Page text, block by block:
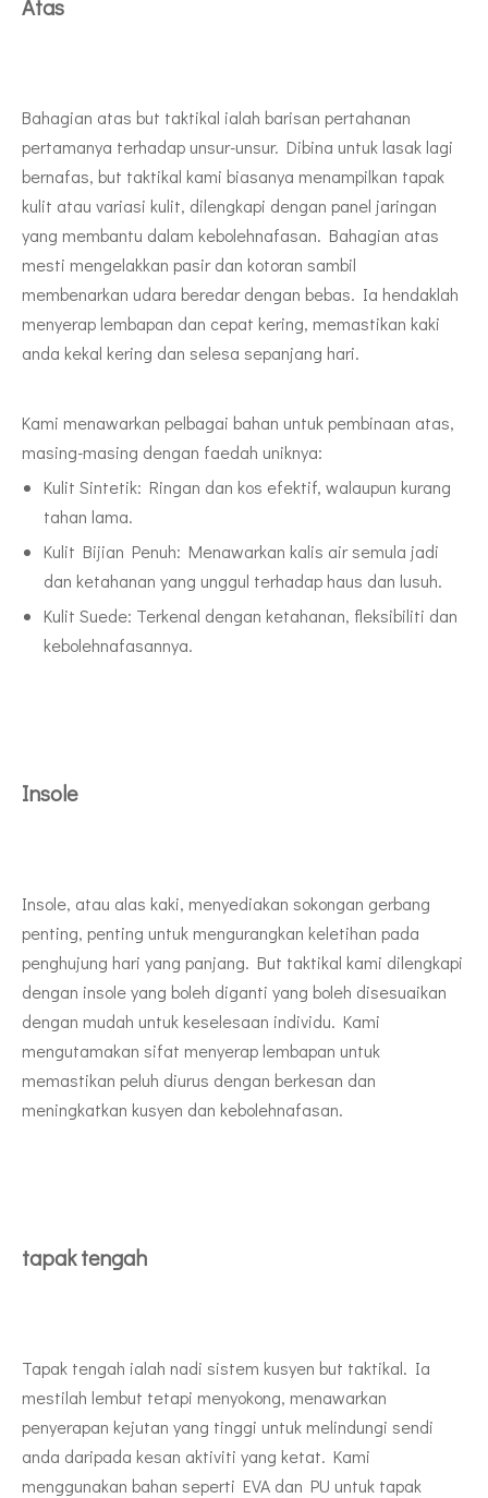
Atas
Bahagian atas but taktikal ialah barisan pertahanan
pertamanya terhadap unsur-unsur. Dibina untuk lasak lagi
bernafas, but taktikal kami biasanya menampilkan tapak
kulit atau variasi kulit, dilengkapi dengan panel jaringan
yang membantu dalam kebolehnafasan. Bahagian atas
mesti mengelakkan pasir dan kotoran sambil
membenarkan udara beredar dengan bebas. Ia hendaklah
menyerap lembapan dan cepat kering, memastikan kaki
anda kekal kering dan selesa sepanjang hari.
Kami menawarkan pelbagai bahan untuk pembinaan atas,
masing-masing dengan faedah uniknya:
Kulit Sintetik: Ringan dan kos efektif, walaupun kurang
tahan lama.
Kulit Bijian Penuh: Menawarkan kalis air semula jadi
dan ketahanan yang unggul terhadap haus dan lusuh.
Kulit Suede: Terkenal dengan ketahanan, fleksibiliti dan
kebolehnafasannya.
Insole
Insole, atau alas kaki, menyediakan sokongan gerbang
penting, penting untuk mengurangkan keletihan pada
penghujung hari yang panjang. But taktikal kami dilengkapi
dengan insole yang boleh diganti yang boleh disesuaikan
dengan mudah untuk keselesaan individu. Kami
mengutamakan sifat menyerap lembapan untuk
memastikan peluh diurus dengan berkesan dan
meningkatkan kusyen dan kebolehnafasan.
tapak tengah
Tapak tengah ialah nadi sistem kusyen but taktikal. Ia
mestilah lembut tetapi menyokong, menawarkan
penyerapan kejutan yang tinggi untuk melindungi sendi
anda daripada kesan aktiviti yang ketat. Kami
menggunakan bahan seperti EVA dan PU untuk tapak